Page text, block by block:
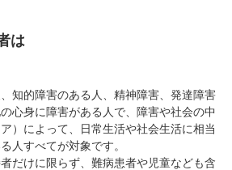
は
知的障害のある人、精神障害、発達障害
心身に障害がある人で、障害や社会の中
）によって、日常生活や社会生活に相当
人すべてが対象です。
だけに限らず、難病患者や児童なども含